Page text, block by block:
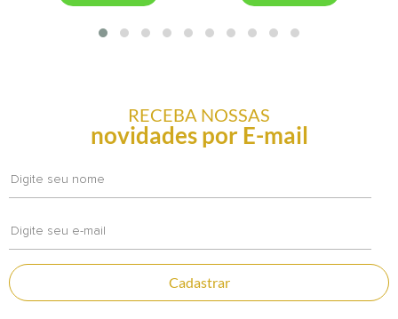
RECEBA NOSSAS
novidades por E-mail
Cadastrar